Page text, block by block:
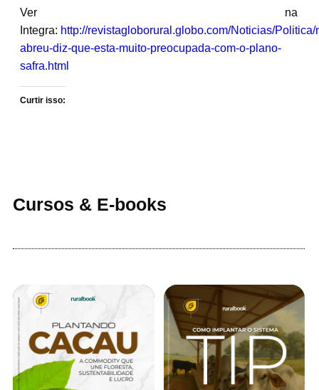
Ver na
Integra: http://revistagloborural.globo.com/Noticias/
abreu-diz-que-esta-muito-preocupada-com-o-plano-
safra.html
Curtir isso:
Cursos & E-books